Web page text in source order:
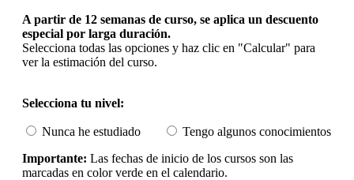
A partir de 12 semanas de curso, se aplica un descuento
especial por larga duración.
Selecciona todas las opciones y haz clic en "Calcular" para
ver la estimación del curso.
Selecciona tu nivel:
Nunca he estudiado
Tengo algunos conocimientos
Importante: Las fechas de inicio de los cursos son las
marcadas en color verde en el calendario.